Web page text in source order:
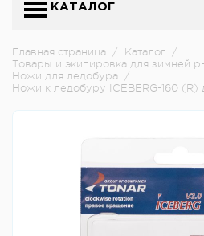
КАТАЛОГ
Главная страница / Каталог /
Товары и экипировка для зимней
Ножи для ледобура /
Ножи к ледобуру ICEBERG-160 (R)